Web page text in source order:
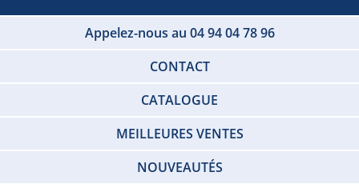
Appelez-nous au 04 94 04 78 96
CONTACT
CATALOGUE
MEILLEURES VENTES
NOUVEAUTÉS